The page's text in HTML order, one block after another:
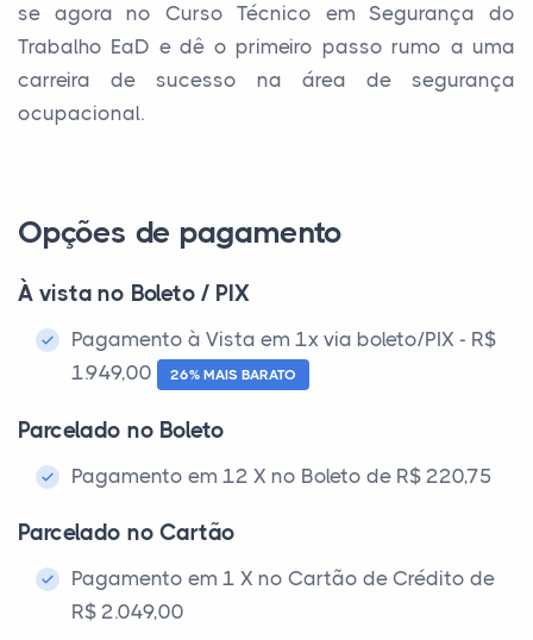
se agora no Curso Técnico em Segurança do
Trabalho EaD e dê o primeiro passo rumo a uma
carreira de sucesso na área de segurança
ocupacional.
Opções de pagamento
À vista no Boleto / PIX
Pagamento à Vista em 1x via boleto/PIX - R$
1.949,00
26% MAIS BARATO
Parcelado no Boleto
Pagamento em 12 X no Boleto de R$ 220,75
Parcelado no Cartão
Pagamento em 1 X no Cartão de Crédito de
R$ 2.049,00